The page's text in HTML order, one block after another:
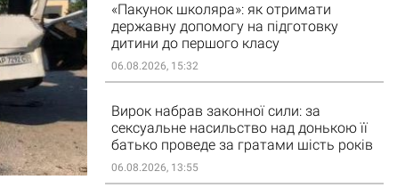
«Пакунок школяра»: як отримати
державну допомогу на підготовку
дитини до першого класу
06.08.2026, 15:32
Вирок набрав законної сили: за
сексуальне насильство над донькою її
батько проведе за гратами шість років
06.08.2026, 13:55